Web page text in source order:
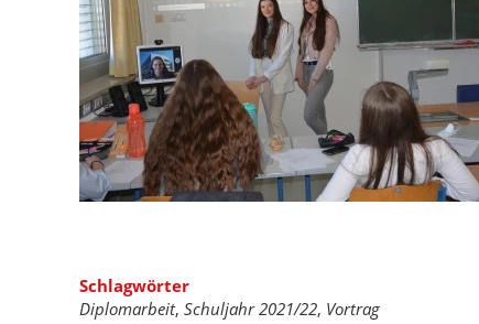
Schlagwörter
Diplomarbeit, Schuljahr 2021/22, Vortrag